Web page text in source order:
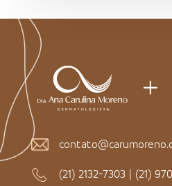
(21) 2132-7303 | (21)